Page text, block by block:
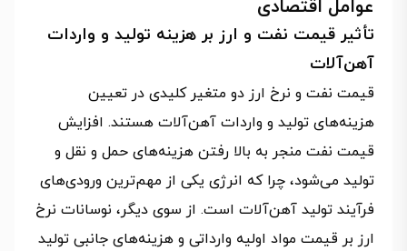
عوامل اقتصادی
تأثیر قیمت نفت و ارز بر هزینه تولید و واردات
آهن‌آلات
قیمت نفت و نرخ ارز دو متغیر کلیدی در تعیین
هزینه‌های تولید و واردات آهن‌آلات هستند. افزایش
قیمت نفت منجر به بالا رفتن هزینه‌های حمل و نقل و
تولید می‌شود، چرا که انرژی یکی از مهم‌ترین ورودی‌های
فرآیند تولید آهن‌آلات است. از سوی دیگر، نوسانات نرخ
ارز بر قیمت مواد اولیه وارداتی و هزینه‌های جانبی تولید